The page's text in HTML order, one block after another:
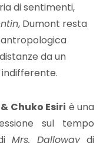
di sentimenti,
, Dumont resta
da un
Chuko Esiri è una
sul tempo
Mrs. Dallowaydi